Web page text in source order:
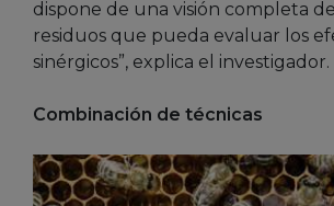
dispone de una visión completa
residuos que pueda evaluar los
sinérgicos”, explica el investigador.
Combinación de técnicas